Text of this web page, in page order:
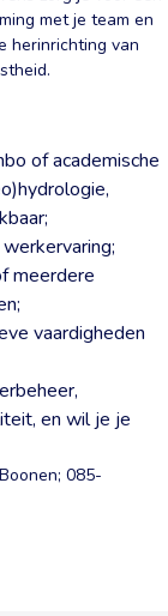
met je team en
herinrichting van
of academische
meerdere
vaardigheden
en wil je je
085-